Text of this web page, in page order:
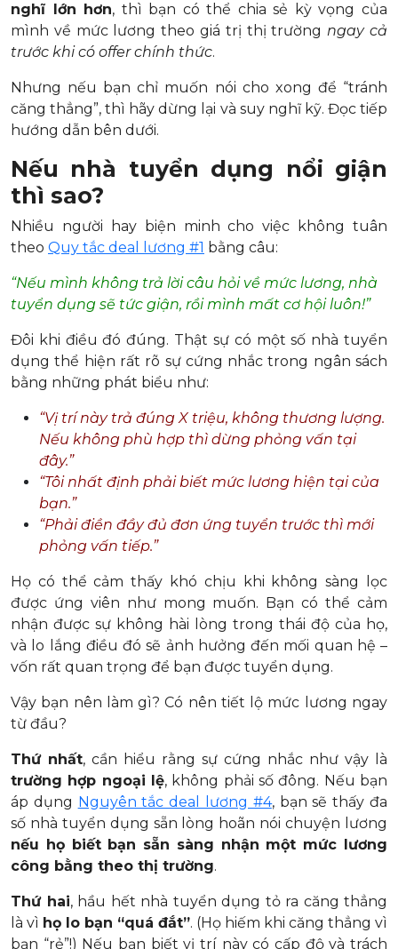
nghĩ lớn hơn, thì bạn có thể chia sẻ kỳ vọng của
mình về mức lương theo giá trị thị trườngngay cả
trước khi có offer chính thức.
Nhưng nếu bạn chỉ muốn nói cho xong để “tránh
căng thẳng”, thì hãy dừng lại và suy nghĩ kỹ. Đọc tiếp
hướng dẫn bên dưới.
Nếu nhà tuyển dụng nổi giận
thì sao?
Nhiều người hay biện minh cho việc không tuân
theo Quy tắc deal lương #1 bằng câu:
“Nếu mình không trả lời câu hỏi về mức lương, nhà
tuyển dụng sẽ tức giận, rồi mình mất cơ hội luôn!”
Đôi khi điều đó đúng. Thật sự có một số nhà tuyển
dụng thể hiện rất rõ sự cứng nhắc trong ngân sách
bằng những phát biểu như:
“Vị trí này trả đúng X triệu, không thương lượng.
Nếu không phù hợp thì dừng phỏng vấn tại
đây.”
“Tôi nhất định phải biết mức lương hiện tại của
bạn.”
“Phải điền đầy đủ đơn ứng tuyển trước thì mới
phỏng vấn tiếp.”
Họ có thể cảm thấy khó chịu khi không sàng lọc
được ứng viên như mong muốn. Bạn có thể cảm
nhận được sự không hài lòng trong thái độ của họ,
và lo lắng điều đó sẽ ảnh hưởng đến mối quan hệ –
vốn rất quan trọng để bạn được tuyển dụng.
Vậy bạn nên làm gì? Có nên tiết lộ mức lương ngay
từ đầu?
Thứ nhất, cần hiểu rằng sự cứng nhắc như vậy là
trường hợp ngoại lệ, không phải số đông. Nếu bạn
áp dụng Nguyên tắc deal lương #4, bạn sẽ thấy đa
số nhà tuyển dụng sẵn lòng hoãn nói chuyện lương
nếu họ biết bạn sẵn sàng nhận một mức lương
công bằng theo thị trường.
Thứ hai, hầu hết nhà tuyển dụng tỏ ra căng thẳng
là vì họ lo bạn “quá đắt”. (Họ hiếm khi căng thẳng vì
bạn “rẻ”!) Nếu bạn biết vị trí này có cấp độ và trách